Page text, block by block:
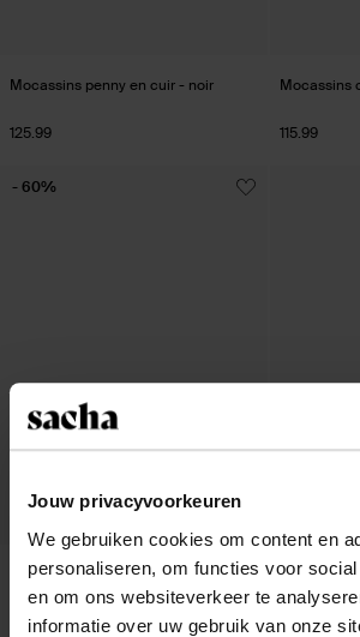
Jouw privacyvoorkeuren
We gebruiken cookies om content en
personaliseren, om functies voor
en om ons websiteverkeer te
informatie over uw gebruik van onze
Mocassins penny en cuir - noir
125.99
Mocassins
115.99
Ballerines vernies - noir
62.98
25.20
- 60%
Mocassins
136.99